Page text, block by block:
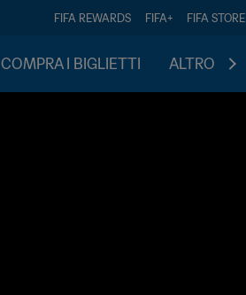
FIFA REWARDS FIFA+ FIFA STORE
COMPRA I BIGLIETTI ALTRO